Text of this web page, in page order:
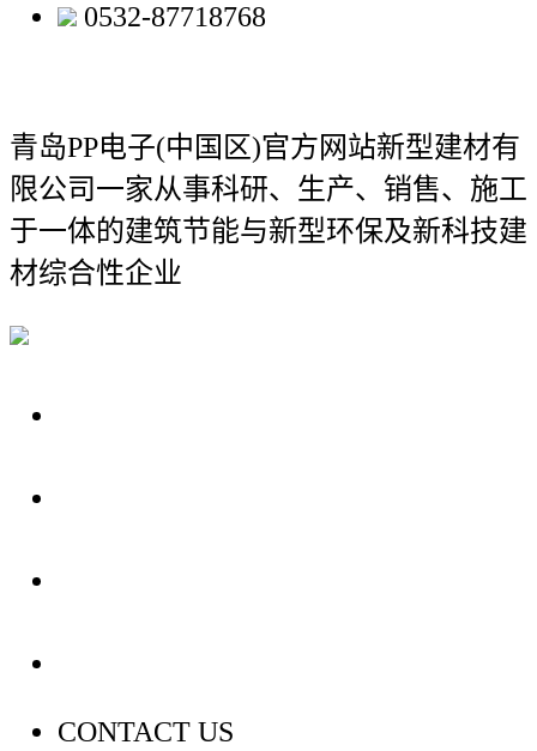
0532-87718768
青岛PP电子(中国区)官方网站新型建材有
限公司一家从事科研、生产、销售、施工
于一体的建筑节能与新型环保及新科技建
材综合性企业
CONTACT US